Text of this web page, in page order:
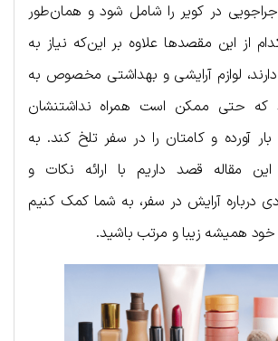
در کویر را شامل شود و همان‌طور
از این مقصدها علاوه بر این‌که نیاز به
لوازم آرایشی و بهداشتی مخصوص به
که حتی ممکن است همراه نداشتنشان
آورده و کامتان را در سفر تلخ کند. به
مقاله قصد داریم با ارائه نکات و
درباره آرایش در سفر، به شما کمک کنیم
همیشه زیبا و مرتب باشید.